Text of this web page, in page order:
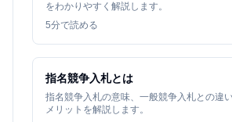
をわかりやすく解説します。
5分で読める
指名競争入札とは
指名競争入札の意味、一般競争入札との違
メリットを解説します。